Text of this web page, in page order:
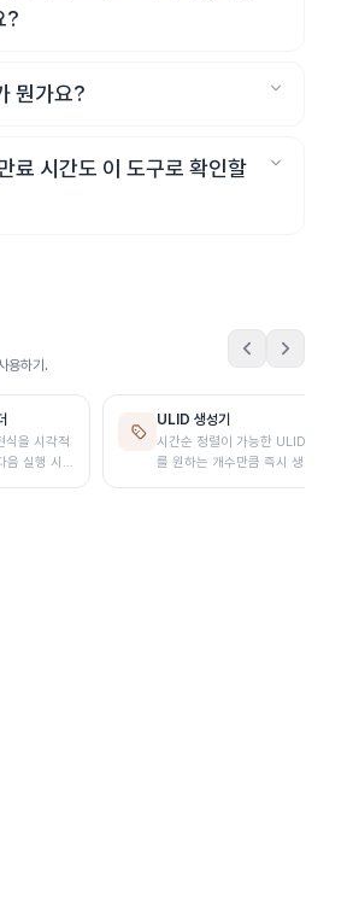
?
뭔가요?
료 시간도 이 도구로 확인할
용하기.
을 시각적
음 실행 시간
ULID 생성기
시간순 정렬이 가능한 ULID
를 원하는 개수만큼 즉시 생성